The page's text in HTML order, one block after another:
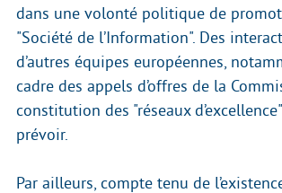
dans une volonté politique de
"Société de l’Information". Des
d’autres équipes européennes,
cadre des appels d’offres de la
constitution des "réseaux
prévoir.
Par ailleurs, compte tenu de